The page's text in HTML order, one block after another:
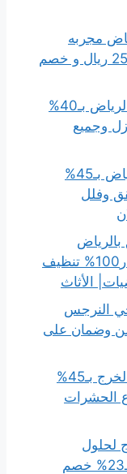
مجربه
باسعار رخيصه تبدأ من 250 ريال و خصم
شركة تنظيف بعد البناء بالرياض بـ40%
وجميع
افضل شركة تنظيف بالرياض بـ45%
وفلل
بـ23%خصم لإزالة الأضرار100% تنظيف
الأثاث
النرجس
وضمان على
شركة مكافحة حشرات بالخرج بـ45%
الحشرات
لحلول
متطورة لرش المبيدات بـ23% خصم